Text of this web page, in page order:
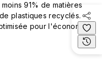
91% de matières
plastiques recyclés.
pour l'économie